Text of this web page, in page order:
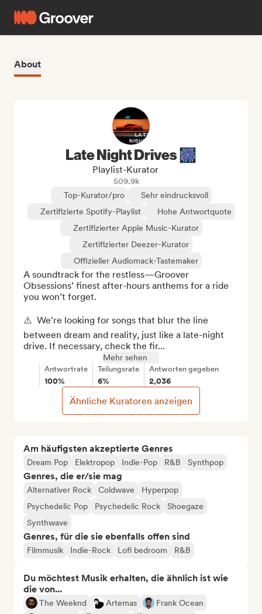
About
Am häufigsten akzeptierte Genres
Dream Pop Elektropop Indie-Pop R&B Synthpop
Genres, die er/sie mag
Alternativer Rock Coldwave
Hyperpop
Psychedelic Pop
Psychedelic Rock
Shoegaze
Synthwave
Genres, für die sie ebenfalls offen sind
Filmmusik Indie-Rock Lofi bedroom R&B
Du möchtest Musik erhalten, die ähnlich ist wie
die von...
The Weeknd Artemas
Frank Ocean
Late Night Drives 🎆
Playlist-Kurator
509.9k
Top-Kurator/pro
Sehr eindrucksvoll
Zertifizierte Spotify-Playlist
Hohe Antwortquote
Zertifizierter Apple Music-Kurator
Zertifizierter Deezer-Kurator
Offizieller Audiomack-Tastemaker
A soundtrack for the restless—Groover
Obsessions’ finest after-hours anthems for a ride
you won’t forget.
⚠️  We're looking for songs that blur the line
between dream and reality, just like a late-night
drive. If necessary, check the fir...
Mehr sehen
Antwortrate
100%
Teilungsrate
6%
Antworten gegeben
2,036
Ähnliche Kuratoren anzeigen